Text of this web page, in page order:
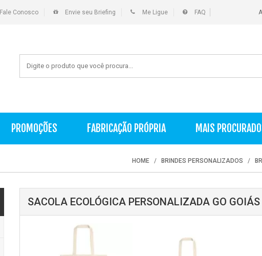
Fale Conosco Envie seu Briefing Me Ligue FAQ
PROMOÇÕES FABRICAÇÃO PRÓPRIA MAIS
HOME BRINDES PERSONALIZADOS
SACOLA ECOLÓGICA PERSONALIZADA GO GOIÁS